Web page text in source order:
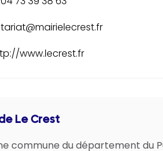
www.lecrest.fr
Le Crest
commune du département du